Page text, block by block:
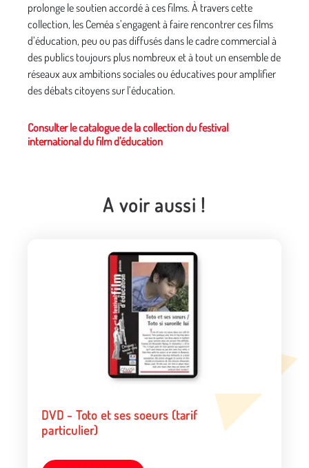
prolonge le soutien accordé à ces films. À travers cette
collection, les Ceméa s’engagent à faire rencontrer ces films
d’éducation, peu ou pas diffusés dans le cadre commercial à
des publics toujours plus nombreux et à tout un ensemble de
réseaux aux ambitions sociales ou éducatives pour amplifier
des débats citoyens sur l’éducation.
Consulter le catalogue de la collection du festival
international du film d'éducation
A voir aussi !
DVD - Toto et ses soeurs (tarif
particulier)